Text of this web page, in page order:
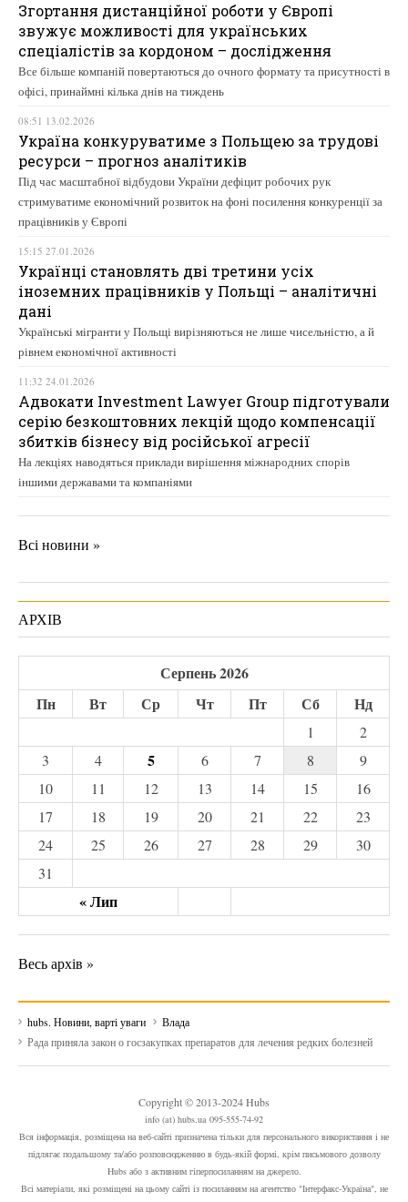
Згортання дистанційної роботи у Європі
звужує можливості для українських
спеціалістів за кордоном – дослідження
Все більше компаній повертаються до очного формату та присутності в
офісі, принаймні кілька днів на тиждень
08:51 13.02.2026
Україна конкуруватиме з Польщею за трудові
ресурси – прогноз аналітиків
Під час масштабної відбудови України дефіцит робочих рук
стримуватиме економічний розвиток на фоні посилення конкуренції за
працівників у Європі
15:15 27.01.2026
Українці становлять дві третини усіх
іноземних працівників у Польщі – аналітичні
дані
Українські мігранти у Польщі вирізняються не лише чисельністю, а й
рівнем економічної активності
11:32 24.01.2026
Адвокати Investment Lawyer Group підготували
серію безкоштовних лекцій щодо компенсації
збитків бізнесу від російської агресії
На лекціях наводяться приклади вирішення міжнародних спорів
іншими державами та компаніями
Всі новини »
АРХІВ
Серпень 2026
Пн
Вт Ср Чт Пт Сб Нд
« Лип
1
2
3
4 5 6 7 8
9
10
11 12 13 14 15
16
17
18 19 20 21 22
23
24
25 26 27 28 29
30
31
Весь архів »
hubs. Новини, варті уваги
Влада
Рада приняла закон о госзакупках препаратов для лечения редких болезней
Copyright © 2013-2024 Hubs
info (at) hubs.ua 095-555-74-92
Вся інформація, розміщена на веб-сайті призначена тільки для персонального використання і не
підлягає подальшому та/або розповсюдженню в будь-якій формі, крім письмового дозволу
Hubs або з активним гіперпосиланням на джерело.
Всі матеріали, які розміщені на цьому сайті із посиланням на агентство "Інтерфакс-Україна", не